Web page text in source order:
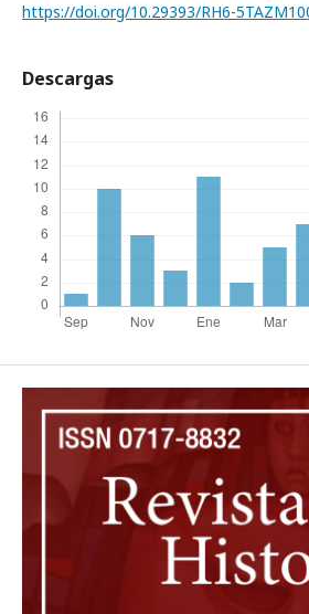
https://doi.org/10.29393/RH6-
Descargas